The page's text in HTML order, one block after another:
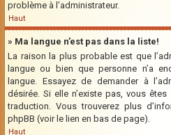
problème à l’administrateur.
Haut
» Ma langue n’est pas dans la liste!
La raison la plus probable est que
langue ou bien que personne n’a
langue. Essayez de demander à
désirée. Si elle n’existe pas, vous
traduction. Vous trouverez plus
phpBB (voir le lien en bas de page).
Haut